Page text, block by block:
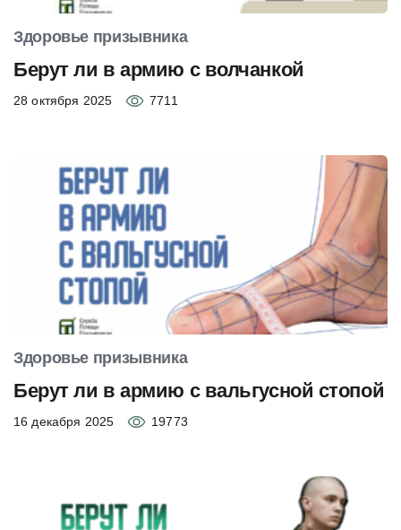
Здоровье призывника
Берут ли в армию с волчанкой
28 октября 2025 7711
Здоровье призывника
Берут ли в армию с вальгусной стопой
16 декабря 2025 19773